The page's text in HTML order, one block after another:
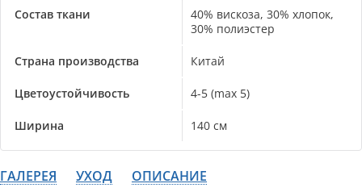
Состав ткани
40% вискоза, 30% хлопок,
30% полиэстер
Страна производства Китай
Цветоустойчивость 4-5 (max 5)
Ширина 140 см
ГАЛЕРЕЯ УХОД ОПИСАНИЕ